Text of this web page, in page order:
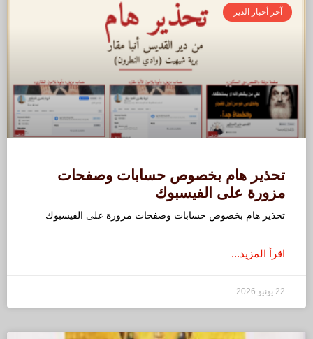
آخر أخبار الدير
تحذير هام بخصوص حسابات وصفحات
مزورة على الفيسبوك
تحذير هام بخصوص حسابات وصفحات مزورة على الفيسبوك
اقرأ المزيد...
22 يونيو 2026